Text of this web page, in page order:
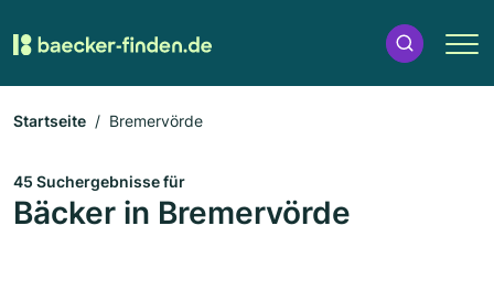
Startseite Bremervörde
45 Suchergebnisse für
Bäcker in Bremervörde